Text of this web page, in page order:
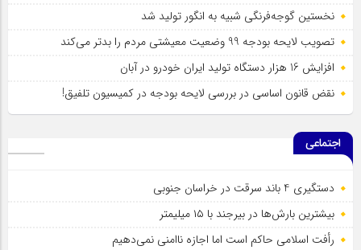
نخستین گوجه‌فرنگی شبیه به انگور تولید شد
تصویب لایحه بودجه 99 وضعیت معیشتی مردم را بدتر می‌کند
افزایش 16 هزار دستگاه تولید ایران خودرو در آبان
نقض قانون اساسی در بررسی لایحه بودجه در کمیسیون تلفیق!
اجتماعی
دستگیری 4 باند سرقت در خراسان جنوبی
بیشترین بارش‌ها در بیرجند با ۱۵ میلیمتر
رأفت اسلامی حاکم است اما اجازه ناامنی نمی‌دهیم